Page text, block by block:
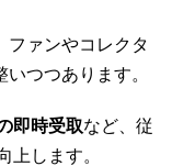
ファンやコレクタ
つつあります。
即時受取など、従
上します。